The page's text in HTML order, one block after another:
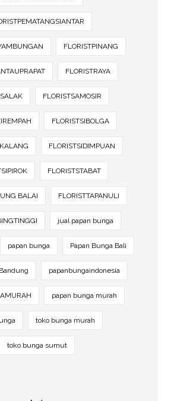
FLORISTPINANG
FLORISTRAYA
FLORISTSAMOSIR
FLORISTSIBOLGA
FLORISTSIDIMPUAN
FLORISTSTABAT
BALAI FLORISTTAPANULI
jual papan bunga
papan bunga Papan Bunga Bali
papanbungaindonesia
papan bunga murah
toko bunga murah
toko bunga sumut